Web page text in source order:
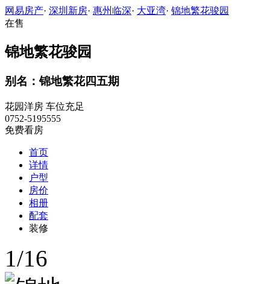
网易房产· 深圳新房· 惠州临深· 大亚湾· 锦地繁花骏园
在售
锦地繁花骏园
别名：锦地繁花四五期
花园洋房 车位充足
0752-5195555
免费看房
首页
详情
户型
房价
相册
配套
装修
1/16